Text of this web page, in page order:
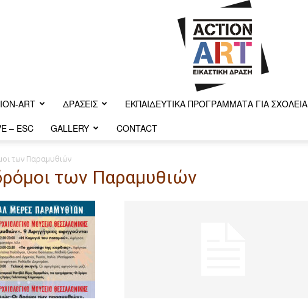
ART ΔΡΆΣΕΙΣ ΕΚΠΑΙΔΕΥΤΙΚΆ ΠΡΟΓΡΆΜΜΑΤΑ ΓΙΑ ΣΧΟΛΕΊΑ
– ESC
GALLERY CONTACT
των Παραμυθιών
των Παραμυθιών